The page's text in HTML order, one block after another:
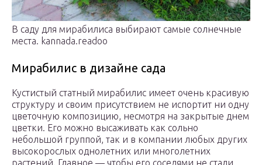
В саду для мирабилиса выбирают самые солнечные
места. kannada.readoo
Мирабилис в дизайне сада
Кустистый статный мирабилис имеет очень красивую
структуру и своим присутствием не испортит ни одну
цветочную композицию, несмотря на закрытые днем
цветки. Его можно высаживать как сольно
небольшой группой, так и в компании любых других
высокорослых однолетних или многолетних
растений. Главное — чтобы его соседями не стали